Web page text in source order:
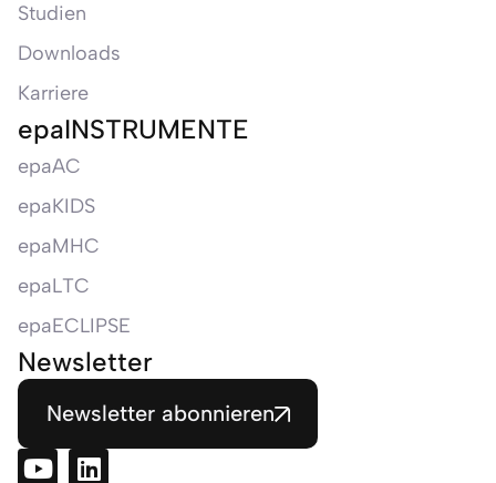
Studien
Downloads
Karriere
epaINSTRUMENTE
epaAC
epaKIDS
epaMHC
epaLTC
epaECLIPSE
Newsletter
Newsletter abonnieren